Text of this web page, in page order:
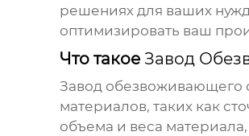
решениях для ваших
оптимизировать ваш
Что такое Завод
Завод обезвоживающего
материалов, таких как
объема и веса